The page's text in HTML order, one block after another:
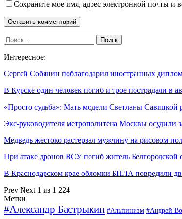
Сохраните мое имя, адрес электронной почты и
Интересное:
Сергей Собянин поблагодарил иностранных
В Курске один человек погиб и трое пострадали в
«Просто судьба»: Мать модели Светланы Савицкой
Экс-руководителя метрополитена Москвы осудили
Медведь жестоко растерзал мужчину на рисовом
При атаке дронов ВСУ погиб житель Белгородской
В Краснодарском крае обломки БПЛА повредили
Prev Next 1 из 1 224
Метки
#Александр Бастрыкин #Альпинизм #Андрей